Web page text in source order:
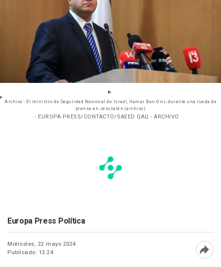
Archivo - El ministro de Seguridad Nacional de Israel, Itamar Ben Gvir, durante una rueda de
prensa en Jerusalén (archivo)
- EUROPA PRESS/CONTACTO/SAEED QAQ - ARCHIVO
Europa Press Política
Miércoles, 22 mayo 2024
Publicado: 13:24